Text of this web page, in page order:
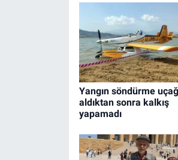
Yangın söndürme
aldıktan sonra kalkış
yapamadı